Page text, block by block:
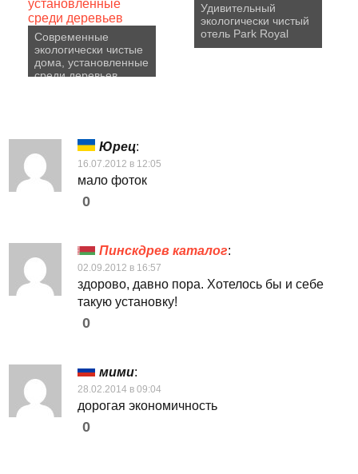
Современные
экологически чистые
дома, установленные
среди деревьев
Удивительный
экологически чистый
отель Park Royal
Юрец:
16.07.2012 в 12:05
мало фоток
0
Пинскдрев каталог:
02.09.2012 в 16:57
здорово, давно пора. Хотелось бы и себе
такую установку!
0
мими:
28.02.2014 в 09:04
дорогая экономичность
0